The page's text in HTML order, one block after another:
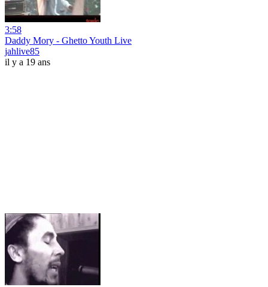
3:58
Daddy Mory - Ghetto Youth Live
jahlive85
il y a 19 ans